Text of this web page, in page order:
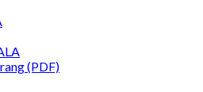
(PDF)